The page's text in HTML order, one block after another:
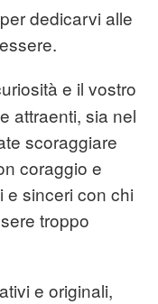
dedicarvi alle
e il vostro
attraenti, sia nel
scoraggiare
coraggio e
e sinceri con chi
troppo
e originali,